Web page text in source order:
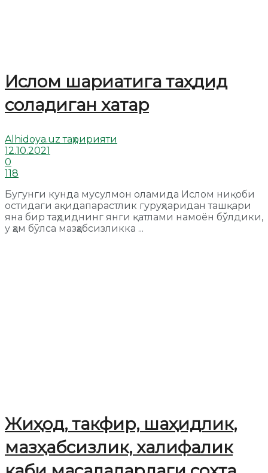
Ислом шариатига таҳдид
соладиган хатар
Alhidoya.uz таҳририяти
12.10.2021
0
118
Бугунги кунда мусулмон оламида Ислом ниқоби
остидаги ақидапарастлик гуруҳларидан ташқари
яна бир таҳдиднинг янги қатлами намоён бўлдики,
у ҳам бўлса мазҳабcизликка ...
Жиҳод, такфир, шаҳидлик,
мазҳабсизлик, халифалик